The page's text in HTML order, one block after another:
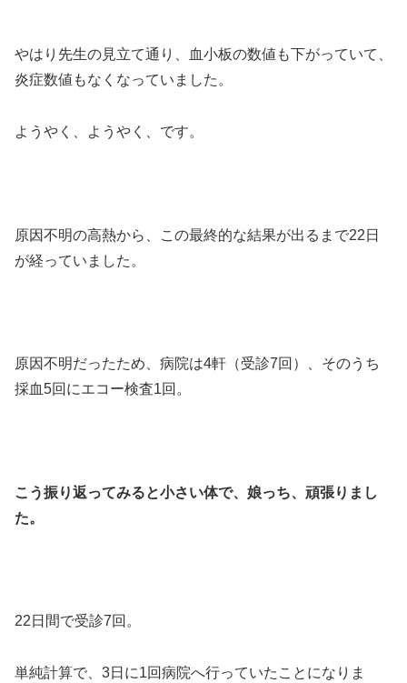
やはり先生の見立て通り、血小板の数値も下がっていて、
炎症数値もなくなっていました。
ようやく、ようやく、です。
原因不明の高熱から、この最終的な結果が出るまで22日
が経っていました。
原因不明だったため、病院は4軒（受診7回）、そのうち
採血5回にエコー検査1回。
こう振り返ってみると小さい体で、娘っち、頑張りまし
た。
22日間で受診7回。
単純計算で、3日に1回病院へ行っていたことになりま